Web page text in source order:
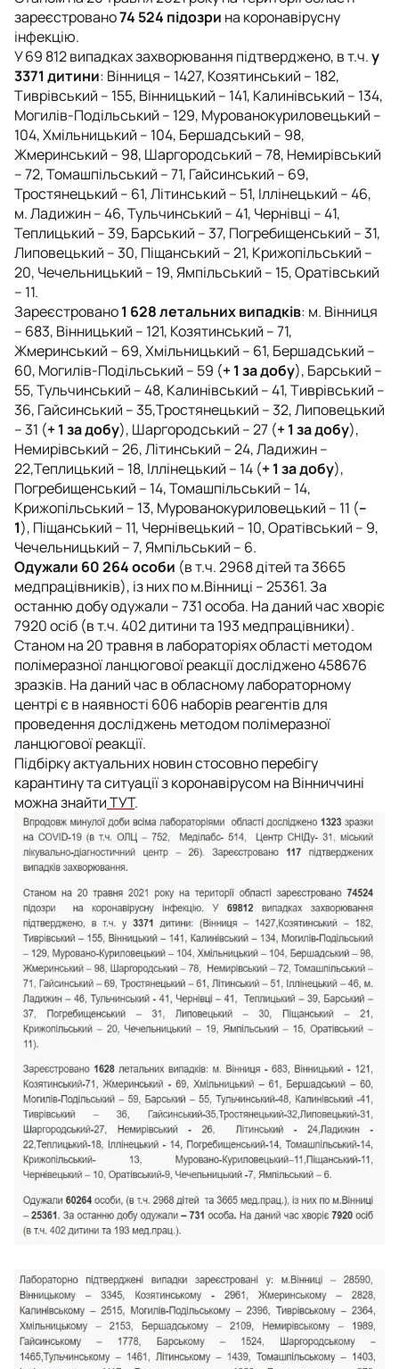
зареєстровано74 524 підозри на коронавірусну
інфекцію.
У 69 812 випадках захворювання підтверджено, в т.ч.у
3371 дитини: Вінниця – 1427, Козятинський – 182,
Тиврівський – 155, Вінницький – 141, Калинівський – 134,
Могилів-Подільський – 129, Мурованокуриловецький –
104, Хмільницький – 104, Бершадський – 98,
Жмеринський – 98, Шаргородський – 78, Немирівський
– 72, Томашпільський – 71, Гайсинський – 69,
Тростянецький – 61, Літинський – 51, Іллінецький – 46,
м. Ладижин – 46, Тульчинський – 41, Чернівці – 41,
Теплицький – 39, Барський – 37, Погребищенський – 31,
Липовецький – 30, Піщанський – 21, Крижопільський –
20, Чечельницький – 19, Ямпільський – 15, Оратівський
– 11.
Зареєстровано1 628 летальних випадків: м. Вінниця
– 683, Вінницький – 121, Козятинський – 71,
Жмеринський – 69, Хмільницький – 61, Бершадський –
60, Могилів-Подільський – 59 (+ 1 за добу), Барський –
55, Тульчинський – 48, Калинівський – 41, Тиврівський –
36, Гайсинський – 35,Тростянецький – 32, Липовецький
– 31 (+ 1 за добу), Шаргородський – 27 (+ 1 за добу),
Немирівський – 26, Літинський – 24, Ладижин –
22,Теплицький – 18, Іллінецький – 14 (+ 1 за добу),
Погребищенський – 14, Томашпільський – 14,
Крижопільський – 13, Мурованокуриловецький – 11 (–
1), Піщанський – 11, Чернівецький – 10, Оратівський – 9,
Чечельницький – 7, Ямпільський – 6.
Одужали 60 264 особи (в т.ч. 2968 дітей та 3665
медпрацівників), із них по м.Вінниці – 25361. За
останню добу одужали – 731 особа. На даний час хворіє
7920 осіб (в т.ч. 402 дитини та 193 медпрацівники).
Станом на 20 травня в лабораторіях області методом
полімеразної ланцюгової реакції досліджено 458676
зразків. На даний час в обласному лабораторному
центрі є в наявності 606 наборів реагентів для
проведення досліджень методом полімеразної
ланцюгової реакції.
Підбірку актуальних новин стосовно перебігу
карантину та ситуації з коронавірусом на Вінниччині
можна знайтиТУТ.